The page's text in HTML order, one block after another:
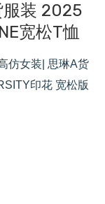
服装 2025
宽松T恤
仿女装| 思琳A货
印花 宽松版